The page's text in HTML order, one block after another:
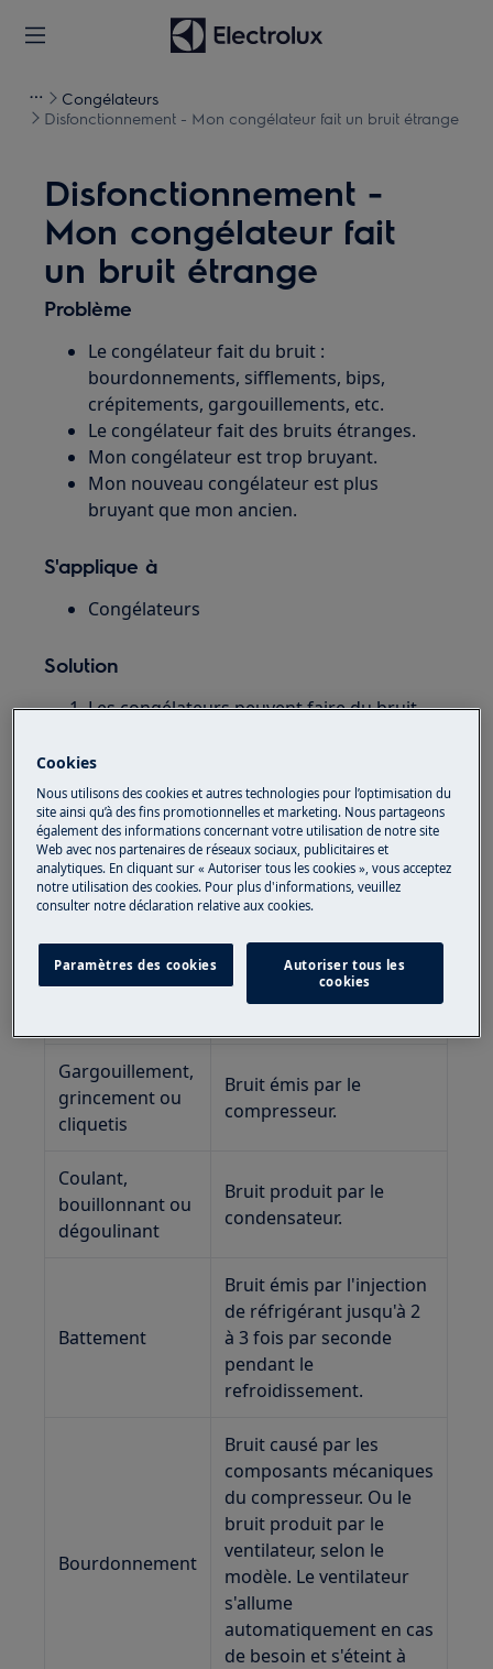
Congélateurs
Disfonctionnement - Mon congélateur fait un bruit étrange
Disfonctionnement -
Mon congélateur fait
un bruit étrange
Problème
Le congélateur fait du bruit :
bourdonnements, sifflements, bips,
crépitements, gargouillements, etc.
Le congélateur fait des bruits étranges.
Mon congélateur est trop bruyant.
Mon nouveau congélateur est plus
bruyant que mon ancien.
S'applique à
Congélateurs
Solution
Les congélateurs peuvent faire du bruit
Les bruits peuvent être causés par le
compresseur, par le fluide frigorigène
circulant dans le circuit frigorifique ou par
un ventilateur.
Les bruits suivants peuvent se produire :
Gargouillement,
grincement ou
cliquetis
Bruit émis par le
compresseur.
Coulant,
bouillonnant ou
dégoulinant
Bruit produit par le
condensateur.
Battement
Bruit émis par l'injection
de réfrigérant jusqu'à 2
à 3 fois par seconde
pendant le
refroidissement.
Bourdonnement
Bruit causé par les
composants mécaniques
du compresseur. Ou le
bruit produit par le
ventilateur, selon le
modèle. Le ventilateur
s'allume
automatiquement en cas
de besoin et s'éteint à
Cookies
Nous utilisons des cookies et autres technologies pour l’optimisation du
site ainsi qu’à des fins promotionnelles et marketing. Nous partageons
également des informations concernant votre utilisation de notre site
Web avec nos partenaires de réseaux sociaux, publicitaires et
analytiques. En cliquant sur « Autoriser tous les cookies », vous acceptez
notre utilisation des cookies. Pour plus d'informations, veuillez
consulter notre déclaration relative aux cookies.
Paramètres des cookies
Autoriser tous les
cookies